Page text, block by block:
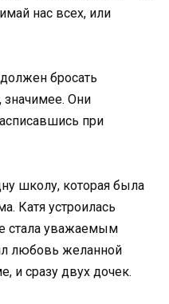
нас всех, или
бросать
значимее. Они
при
школу, которая была
Катя устроилась
стала уважаемым
любовь желанной
и сразу двух дочек.